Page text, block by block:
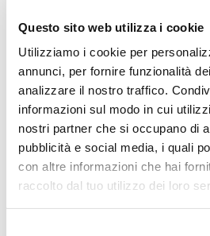
Questo sito web utilizza i cookie
Utilizziamo i cookie per
annunci, per fornire funzionalità
analizzare il nostro traffico.
informazioni sul modo in cui
nostri partner che si occupano di
pubblicità e social media, i quali
con altre informazioni che hai
raccolto dal tuo utilizzo dei loro
Ottima esperienza d’acquisto.
puntuale e cordiale, spedizione
effettivamente disponibili come
sorprese o ritardi. Servizio
Negozio assolutamente
Ciro Pio Donnarumma
4 mesi fa